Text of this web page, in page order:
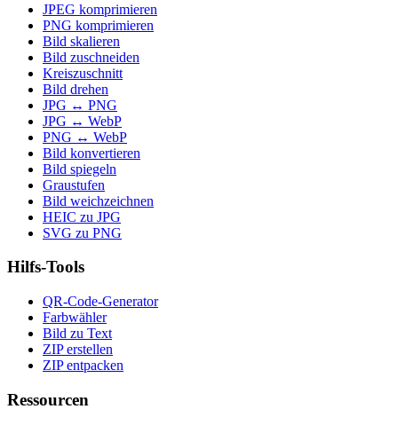
JPEG komprimieren
PNG komprimieren
Bild skalieren
Bild zuschneiden
Kreiszuschnitt
Bild drehen
JPG ↔ PNG
JPG ↔ WebP
PNG ↔ WebP
Bild konvertieren
Bild spiegeln
Graustufen
Bild weichzeichnen
HEIC zu JPG
SVG zu PNG
Hilfs-Tools
QR-Code-Generator
Farbwähler
Bild zu Text
ZIP erstellen
ZIP entpacken
Ressourcen